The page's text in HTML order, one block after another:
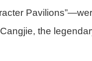
the